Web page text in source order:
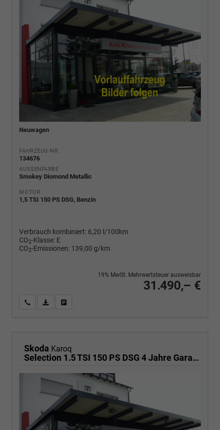
Neuwagen
FAHRZEUG-NR.
134676
AUSSENFARBE
Smokey Diomond Metallic
MOTOR
1,5 TSI 150 PS DSG, Benzin
Verbrauch kombiniert: 6,20 l/100km
CO2-Klasse: E
CO2-Emissionen: 139,00 g/km
31.490,– €
19% MwSt. Mehrwertsteuer ausweisbar
Wir rufen Sie anPDF-Fahrzeugexposé drucken
Skoda Karoq
Selection 1.5 TSI 150 PS DSG 4 Jahre Garantie-Anhängerkupplung-Keyless Start-AppleCarPlay-AndroidAuto-Sunset-Tempomat-2-Zonen-Klima-16''Alu